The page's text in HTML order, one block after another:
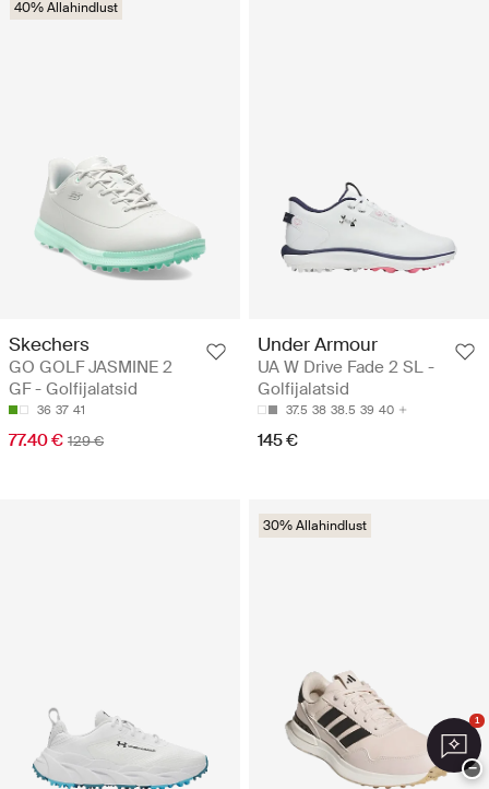
40% Allahindlust
Skechers
GO GOLF JASMINE 2
GF - Golfijalatsid
36 37 41
77.40 € 129 €
Under Armour
UA W Drive Fade 2 SL -
Golfijalatsid
37.5 38 38.5 39 40
145 €
30% Allahindlust
1
−